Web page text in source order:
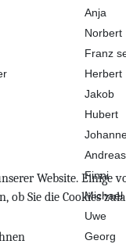
Anja
Norbert
Franz
Herbert
Jakob
Hubert
Andreas
Finni
Michael
Uwe
Georg
Website. Einige
ob Sie die Cookies